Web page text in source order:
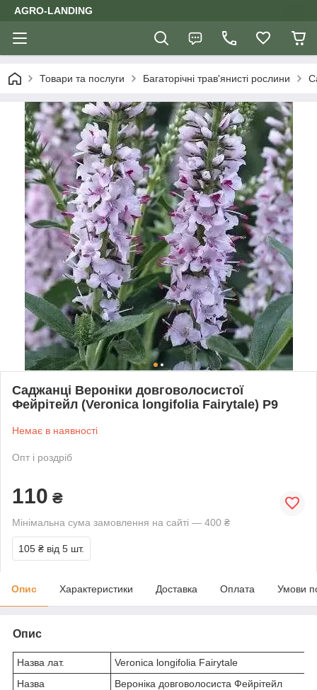
AGRO-LANDING
Товари та послуги Багаторічні трав'янисті рослини
Саджанці Вероніки довговолосистої
Фейрітейл (Veronica longifolia Fairytale) P9
Немає в наявності
Опт і роздріб
110 ₴
Мінімальна сума замовлення на сайті — 400 ₴
105 ₴ від 5 шт.
Опис Характеристики Доставка Оплата Умови
Опис
Назва лат.
Veronica longifolia Fairytale
Назва
Вероніка довговолосиста Фейрітейл